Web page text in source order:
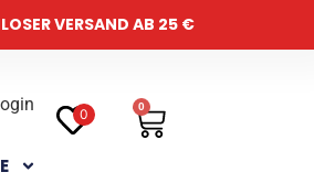
VERSAND AB 25 €
0 0
Warenkorb